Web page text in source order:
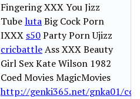
Fingering XXX You Jizz
TubelutaBig Cock Porn
IXXX s50Party Porn Ujizz
cricbattleAss XXX Beauty
Girl Sex Kate Wilson 1982
Coed Movies MagicMovies
http://genki365.net/gnka01/